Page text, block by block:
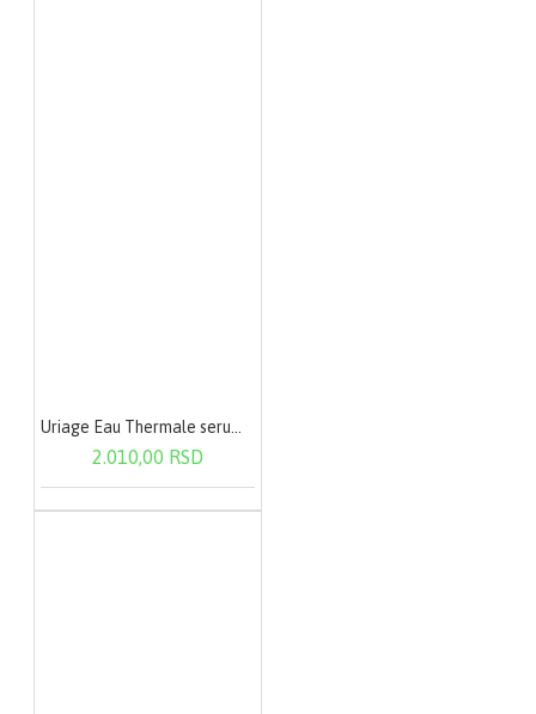
2.010,00 RSD